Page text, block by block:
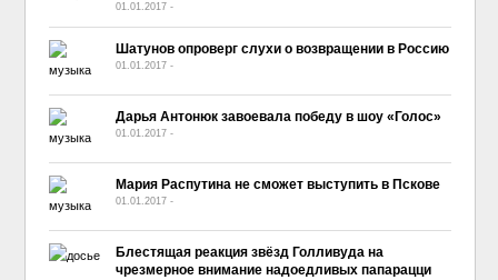
01.01.2017 -
Шатунов опроверг слухи о возвращении в Россию
01.01.2017 -
Дарья Антонюк завоевала победу в шоу «Голос»
01.01.2017 -
Мария Распутина не сможет выступить в Пскове
01.01.2017 -
Блестящая реакция звёзд Голливуда на
чрезмерное внимание надоедливых папарацци